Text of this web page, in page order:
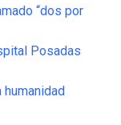
“dos por
Posadas